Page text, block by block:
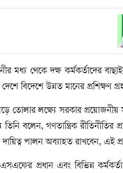
মধ্য থেকে দক্ষ কর্মকর্তাদের
বিদেশে উন্নত মানের প্রশিক্ষণ
তোলার লক্ষ্যে সরকার প্রয়োজনীয়
বলেন, গণতান্ত্রিক রীতিনীতির
দায়িত্ব পালন অব্যাহত রাখবেন, এই
প্রধান এবং বিভিন্ন